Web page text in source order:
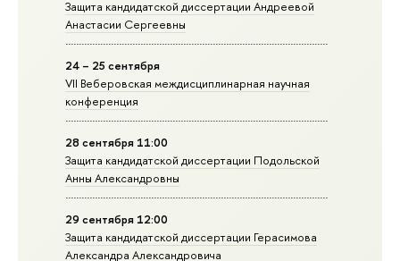
Защита кандидатской диссертации Андреевой
Анастасии Сергеевны
24 – 25 сентября
VII Веберовская междисциплинарная научная
конференция
28 сентября 11:00
Защита кандидатской диссертации Подольской
Анны Александровны
29 сентября 12:00
Защита кандидатской диссертации Герасимова
Александра Александровича